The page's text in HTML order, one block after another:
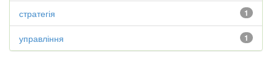
1
стратегія
1
управління